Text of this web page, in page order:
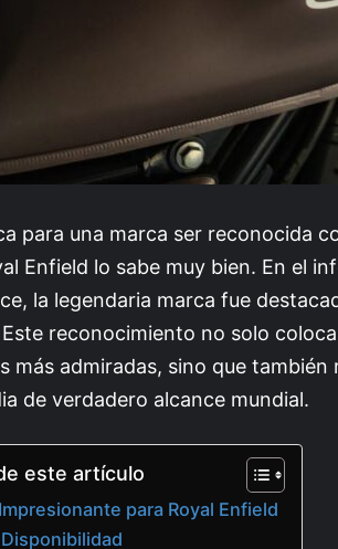
para una marca ser reconocida
Enfield lo sabe muy bien. En el
la legendaria marca fue
reconocimiento no solo
más admiradas, sino que
de verdadero alcance mundial.
este artículo
para Royal Enfield